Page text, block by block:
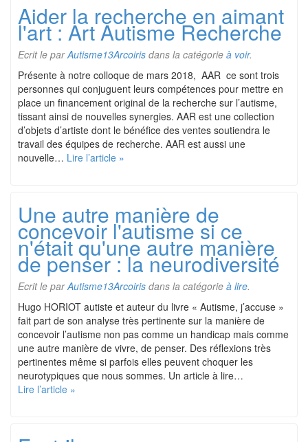
Aider la recherche en aimant
l'art : Art Autisme Recherche
Ecrit le parAutisme13Arcoiris dans la catégorie à voir.
Présente à notre colloque de mars 2018, AAR ce sont trois
personnes qui conjuguent leurs compétences pour mettre en
place un financement original de la recherche sur l’autisme,
tissant ainsi de nouvelles synergies. AAR est une collection
d’objets d’artiste dont le bénéfice des ventes soutiendra le
travail des équipes de recherche. AAR est aussi une
nouvelle… Lire l’article »
Une autre manière de
concevoir l'autisme si ce
n'était qu'une autre manière
de penser : la neurodiversité
Ecrit le parAutisme13Arcoiris dans la catégorie à lire.
Hugo HORIOT autiste et auteur du livre « Autisme, j’accuse »
fait part de son analyse très pertinente sur la manière de
concevoir l’autisme non pas comme un handicap mais comme
une autre manière de vivre, de penser. Des réflexions très
pertinentes même si parfois elles peuvent choquer les
neurotypiques que nous sommes. Un article à lire…
Lire l’article »